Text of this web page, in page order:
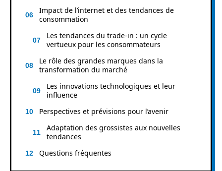
Impact de l’internet et des tendances de
consommation
Les tendances du trade-in : un cycle
vertueux pour les consommateurs
Le rôle des grandes marques dans la
transformation du marché
Les innovations technologiques et leur
influence
Perspectives et prévisions pour l’avenir
Adaptation des grossistes aux nouvelles
tendances
Questions fréquentes